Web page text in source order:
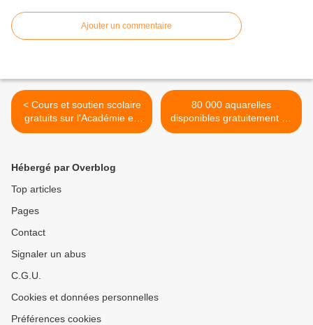
Ajouter un commentaire
< Cours et soutien scolaire
gratuits sur l'Académie en
ligne
80 000 aquarelles
disponibles gratuitement en
ligne pour découvrir le
Hébergé par Overblog
Top articles
Pages
Contact
Signaler un abus
C.G.U.
Cookies et données personnelles
Préférences cookies